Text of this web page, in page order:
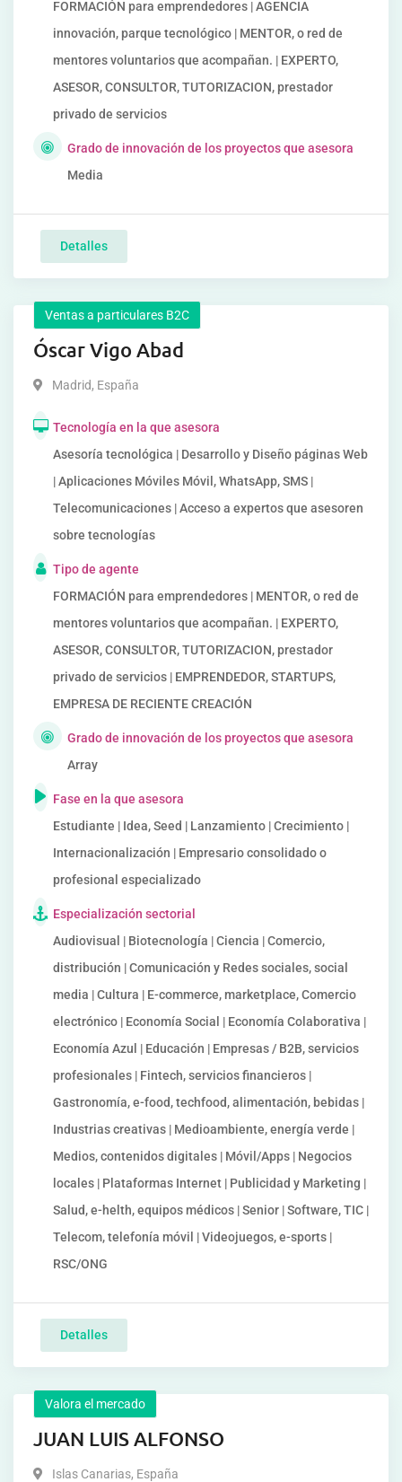
FORMACIÓN para emprendedores | AGENCIA
innovación, parque tecnológico | MENTOR, o red de
mentores voluntarios que acompañan. | EXPERTO,
ASESOR, CONSULTOR, TUTORIZACION, prestador
privado de servicios
Grado de innovación de los proyectos que asesora
Media
Detalles
Ventas a particulares B2C
Óscar Vigo Abad
Madrid, España
Tecnología en la que asesora
Asesoría tecnológica | Desarrollo y Diseño páginas Web
| Aplicaciones Móviles Móvil, WhatsApp, SMS |
Telecomunicaciones | Acceso a expertos que asesoren
sobre tecnologías
Tipo de agente
FORMACIÓN para emprendedores | MENTOR, o red de
mentores voluntarios que acompañan. | EXPERTO,
ASESOR, CONSULTOR, TUTORIZACION, prestador
privado de servicios | EMPRENDEDOR, STARTUPS,
EMPRESA DE RECIENTE CREACIÓN
Grado de innovación de los proyectos que asesora
Array
Fase en la que asesora
Estudiante | Idea, Seed | Lanzamiento | Crecimiento |
Internacionalización | Empresario consolidado o
profesional especializado
Especialización sectorial
Audiovisual | Biotecnología | Ciencia | Comercio,
distribución | Comunicación y Redes sociales, social
media | Cultura | E-commerce, marketplace, Comercio
electrónico | Economía Social | Economía Colaborativa |
Economía Azul | Educación | Empresas / B2B, servicios
profesionales | Fintech, servicios financieros |
Gastronomía, e-food, techfood, alimentación, bebidas |
Industrias creativas | Medioambiente, energía verde |
Medios, contenidos digitales | Móvil/Apps | Negocios
locales | Plataformas Internet | Publicidad y Marketing |
Salud, e-helth, equipos médicos | Senior | Software, TIC |
Telecom, telefonía móvil | Videojuegos, e-sports |
RSC/ONG
Detalles
Valora el mercado
JUAN LUIS ALFONSO
Islas Canarias, España